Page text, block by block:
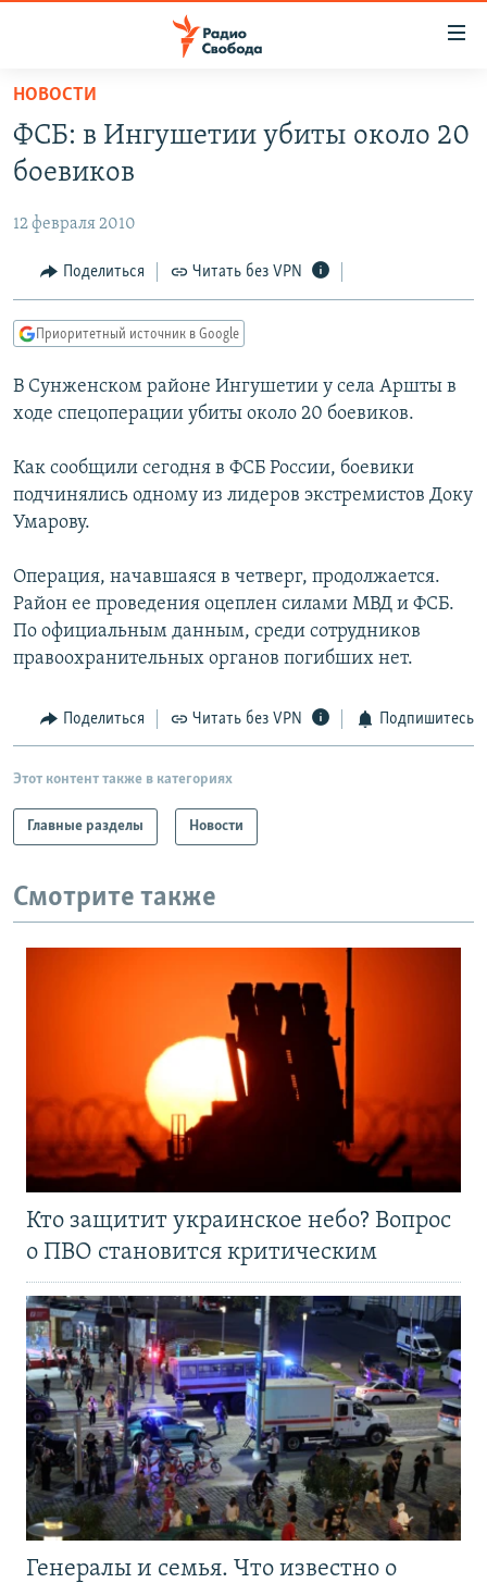
упрощенного
доступа
Вернуться
основному
Вернутся
главной
навигации
Вернутся
ПОДКАСТЫ
ЦИТАТЫ СВОБОДЫ
МНЕНИЯ
IDEL.РЕАЛИИ
КАВКАЗ.РЕАЛИИ
СЕВЕР.РЕАЛИИ
СИБИРЬ.РЕАЛИИ
РАСПИСАНИЕ ВЕЩАНИЯ
СОЦИАЛЬНЫЕ СЕТИ
Все сайты РСЕ/РС
НОВОСТИ
ФСБ: в Ингушетии убиты около 20
боевиков
12 февраля 2010
Поделиться Читать без VPN
Приоритетный источник в Google
В Сунженском районе Ингушетии у села Аршты в
ходе спецоперации убиты около 20 боевиков.
Как сообщили сегодня в ФСБ России, боевики
подчинялись одному из лидеров экстремистов Доку
Умарову.
Операция, начавшаяся в четверг, продолжается.
Район ее проведения оцеплен силами МВД и ФСБ.
По официальным данным, среди сотрудников
правоохранительных органов погибших нет.
Поделиться Читать без VPN Подпишитесь
Этот контент также в категориях
Главные разделы Новости
Смотрите также
Кто защитит украинское небо? Вопрос
о ПВО становится критическим
Генералы и семья. Что известно о